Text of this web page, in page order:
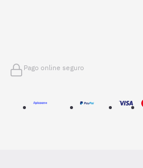
Pago online seguro